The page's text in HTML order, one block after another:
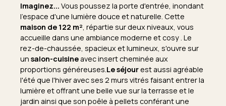
Imaginez... Vous poussez la porte d'entrée, inondant
l'espace d'une lumière douce et naturelle. Cette
maison de 122 m² , répartie sur deux niveaux, vous
accueille dans une ambiance moderne et cosy . Le
rez-de-chaussée, spacieux et lumineux, s'ouvre sur
un salon-cuisine avec insert cheminée aux
proportions généreuses. Le séjourest aussi agréable
l'été que l'hiver avec ses 2 murs vitrés faisant entrer la
lumière et offrant une belle vue sur la terrasse et le
jardin ainsi que son poêle à pellets conférant une